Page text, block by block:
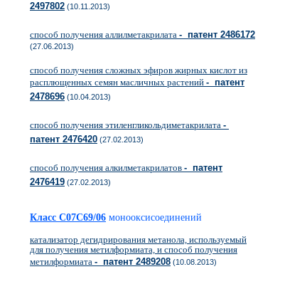
2497802 (10.11.2013)
способ получения аллилметакрилата - патент 2486172
(27.06.2013)
способ получения сложных эфиров жирных кислот из
расплющенных семян масличных растений - патент
2478696 (10.04.2013)
способ получения этиленгликольдиметакрилата -
патент 2476420 (27.02.2013)
способ получения алкилметакрилатов - патент
2476419 (27.02.2013)
Класс C07C69/06 монооксисоединений
катализатор дегидрирования метанола, используемый
для получения метилформиата, и способ получения
метилформиата - патент 2489208 (10.08.2013)